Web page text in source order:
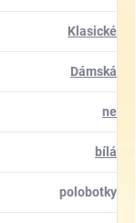
Klasické
Dámská
ne
bílá
polobotky